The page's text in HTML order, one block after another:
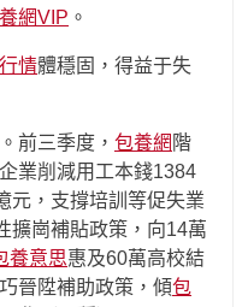
網VIP 。
情體穩固，得益于失
前三季度， 包養網 階
業削減用工本錢1384
元，支撐培訓等促失業
擴崗補貼政策，向14萬
養意思惠及60萬高校結
晉陞補助政策，傾包